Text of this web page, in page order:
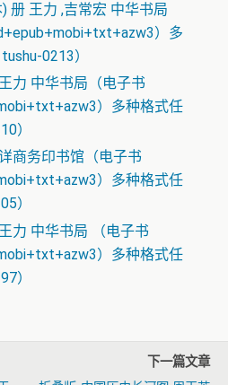
册 王力 ,吉常宏 中华书局
）多
0213）
力 中华书局（电子书
）多种格式任
）
商务印书馆（电子书
）多种格式任
）
力 中华书局 （电子书
）多种格式任
）
下一篇文章